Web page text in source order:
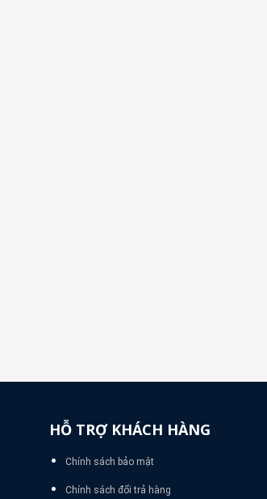
HỖ TRỢ KHÁCH HÀNG
Chính sách bảo mật
Chính sách đổi trả hàng